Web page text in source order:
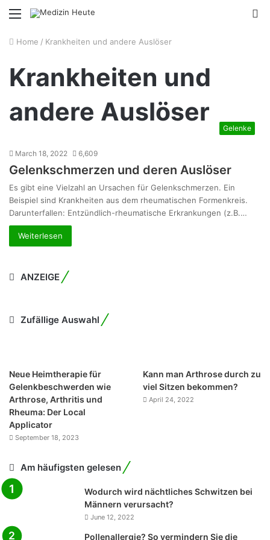
Menu
Home / Krankheiten und andere Auslöser
Krankheiten und
andere Auslöser
Gelenke
March 18, 2022 6,609
Gelenkschmerzen und deren Auslöser
Es gibt eine Vielzahl an Ursachen für Gelenkschmerzen. Ein
Beispiel sind Krankheiten aus dem rheumatischen Formenkreis.
Darunterfallen: Entzündlich-rheumatische Erkrankungen (z.B.…
Weiterlesen
ANZEIGE
Zufällige Auswahl
Neue Heimtherapie für
Gelenkbeschwerden wie
Arthrose, Arthritis und
Rheuma: Der Local
Applicator
September 18, 2023
Kann man Arthrose durch zu
viel Sitzen bekommen?
April 24, 2022
Am häufigsten gelesen
Wodurch wird nächtliches Schwitzen bei
Männern verursacht?
June 12, 2022
Pollenallergie? So vermindern Sie die